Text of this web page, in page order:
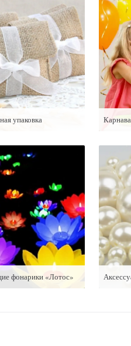
упаковка
фонарики «Лотос»